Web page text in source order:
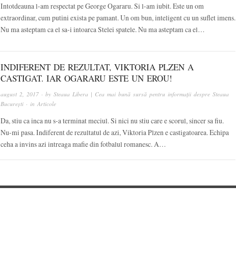
Intotdeauna l-am respectat pe George Ogararu. Si l-am iubit. Este un om
extraordinar, cum putini exista pe pamant. Un om bun, inteligent cu un suflet imens.
Nu ma asteptam ca el sa-i intoarca Stelei spatele. Nu ma asteptam ca el…
INDIFERENT DE REZULTAT, VIKTORIA PLZEN A
CASTIGAT. IAR OGARARU ESTE UN EROU!
august 2, 2017 · by Steaua Libera | Cea mai bună sursă pentru informații despre Steaua
București · in Articole
Da, stiu ca inca nu s-a terminat meciul. Si nici nu stiu care e scorul, sincer sa fiu.
Nu-mi pasa. Indiferent de rezultatul de azi, Viktoria Plzen e castigatoarea. Echipa
ceha a invins azi intreaga mafie din fotbalul romanesc. A…